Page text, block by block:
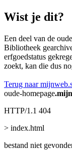
Wist je dit?
Een deel van de
Bibliotheek
erfgoedstatus
zoekt, kan die dus
Terug naar
oude-homepage
HTTP/1.1 404
> index.html
bestand niet